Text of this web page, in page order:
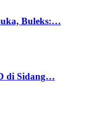
Buleks:…
di Sidang…